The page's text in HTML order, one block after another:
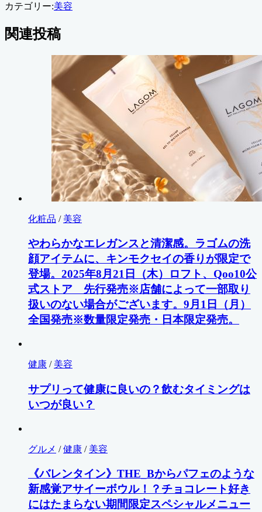
カテゴリー:美容
関連投稿
化粧品 / 美容
やわらかなエレガンスと清潔感。ラゴムの洗
顔アイテムに、キンモクセイの香りが限定で
登場。2025年8月21日（木）ロフト、Qoo10公
式ストア 先行発売※店舗によって一部取り
扱いのない場合がございます。9月1日（月）
全国発売※数量限定発売・日本限定発売。
健康 / 美容
サプリって健康に良いの？飲むタイミングは
いつが良い？
グルメ /健康 / 美容
《バレンタイン》THE_Bからパフェのような
新感覚アサイーボウル！？チョコレート好き
にはたまらない期間限定スペシャルメニュー